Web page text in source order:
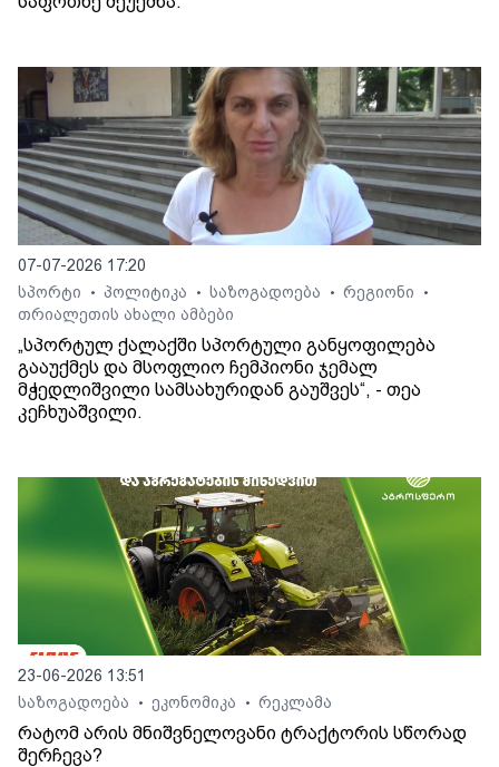
07-07-2026 17:20
სპორტი
• პოლიტიკა • საზოგადოება • რეგიონი •
თრიალეთის ახალი ამბები
„სპორტულ ქალაქში სპორტული განყოფილება
გააუქმეს და მსოფლიო ჩემპიონი ჯემალ
მჭედლიშვილი სამსახურიდან გაუშვეს“, - თეა
კეჩხუაშვილი.
23-06-2026 13:51
საზოგადოება
• ეკონომიკა • რეკლამა
რატომ არის მნიშვნელოვანი ტრაქტორის სწორად
შერჩევა?